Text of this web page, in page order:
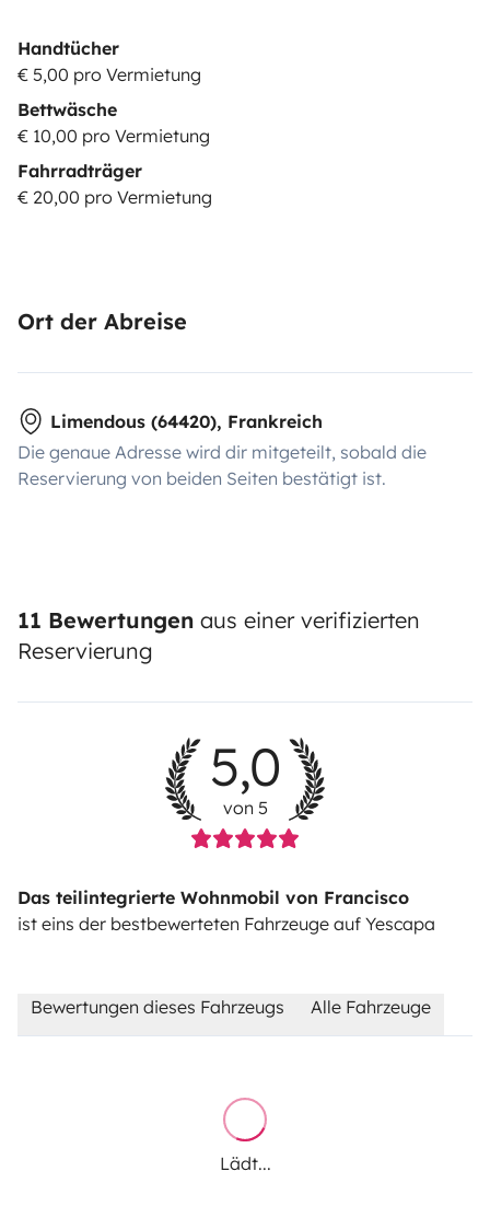
Handtücher
€ 5,00 pro Vermietung
Bettwäsche
€ 10,00 pro Vermietung
Fahrradträger
€ 20,00 pro Vermietung
Ort der Abreise
Limendous (64420), Frankreich
Die genaue Adresse wird dir mitgeteilt, sobald die
Reservierung von beiden Seiten bestätigt ist.
11 Bewertungen aus einer verifizierten
Reservierung
5,0
von 5
Das teilintegrierte Wohnmobil von Francisco
ist eins der bestbewerteten Fahrzeuge auf Yescapa
Bewertungen dieses Fahrzeugs Alle Fahrzeuge
Lädt...